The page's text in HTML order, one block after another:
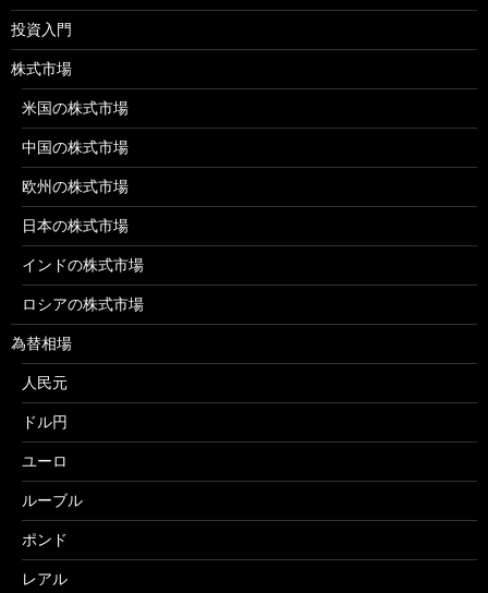
投資入門
株式市場
米国の株式市場
中国の株式市場
欧州の株式市場
日本の株式市場
インドの株式市場
ロシアの株式市場
為替相場
人民元
ドル円
ユーロ
ルーブル
ポンド
レアル